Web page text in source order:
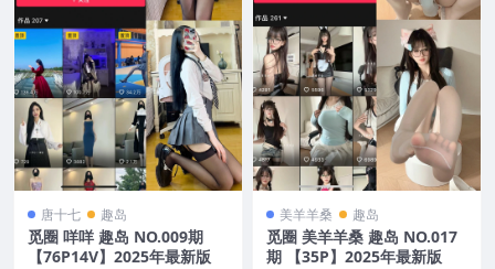
唐十七 趣岛
觅圈 咩咩 趣岛 NO.009期
【76P14V】2025年最新版
美羊羊桑 趣岛
觅圈 美羊羊桑 趣岛 NO.017
期 【35P】2025年最新版